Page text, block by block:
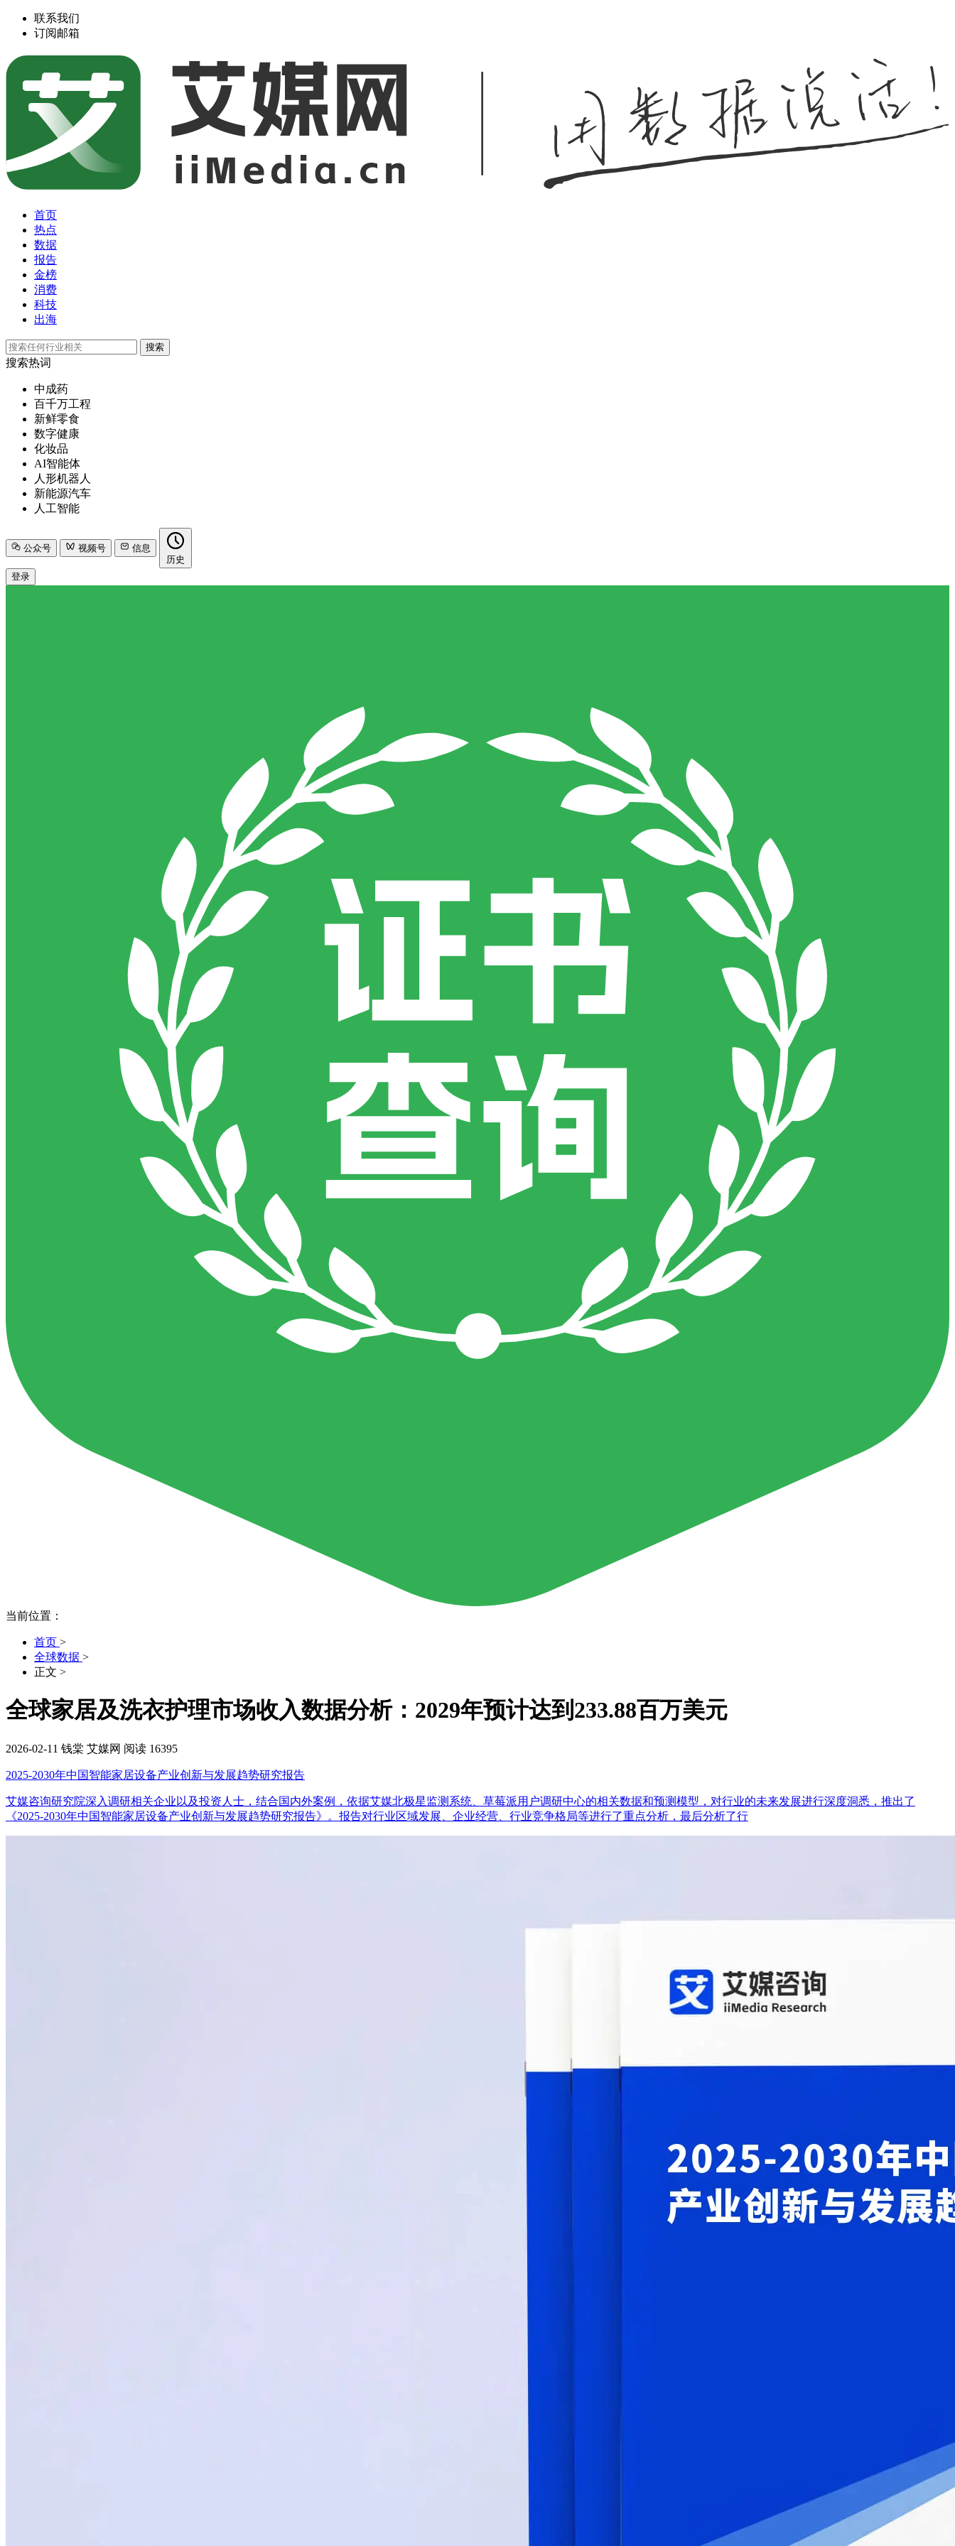
联系我们
订阅邮箱
首页
热点
数据
报告
金榜
消费
科技
出海
搜索
搜索热词
中成药
百千万工程
新鲜零食
数字健康
化妆品
AI智能体
人形机器人
新能源汽车
人工智能
公众号 视频号
信息
历史
登录
当前位置：
首页 >
全球数据 >
正文 >
全球家居及洗衣护理市场收入数据分析：2029年预计达到233.88百万美元
2026-02-11 钱棠 艾媒网 阅读 16395
2025-2030年中国智能家居设备产业创新与发展趋势研究报告
艾媒咨询研究院深入调研相关企业以及投资人士，结合国内外案例，依据艾媒北极星监测系统、草莓派用户调研中心的相关数据和预测模型，对行业的未来发展进行深度洞悉，推出了
《2025-2030年中国智能家居设备产业创新与发展趋势研究报告》。报告对行业区域发展、企业经营、行业竞争格局等进行了重点分析，最后分析了行